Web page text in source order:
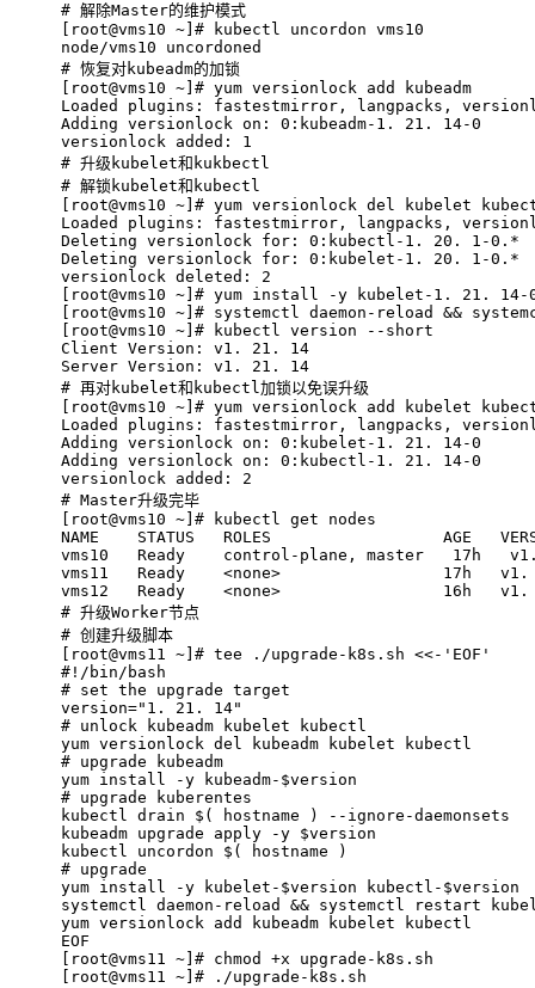
# 解除Master的维护模式
[root@vms10 ~]# kubectl uncordon vms10
node/vms10 uncordoned
# 恢复对kubeadm的加锁
[root@vms10 ~]# yum versionlock add kubeadm
Loaded plugins: fastestmirror, langpacks,
Adding versionlock on: 0:kubeadm-1. 21. 14-0
versionlock added: 1
# 升级kubelet和kukbectl
# 解锁kubelet和kubectl
[root@vms10 ~]# yum versionlock del kubelet
Loaded plugins: fastestmirror, langpacks,
Deleting versionlock for: 0:kubectl-1. 20. 1-0.*
Deleting versionlock for: 0:kubelet-1. 20. 1-0.*
versionlock deleted: 2
[root@vms10 ~]# yum install -y kubelet-1. 21.
[root@vms10 ~]# systemctl daemon-reload &&
[root@vms10 ~]# kubectl version --short
Client Version: v1. 21. 14
Server Version: v1. 21. 14
# 再对kubelet和kubectl加锁以免误升级
[root@vms10 ~]# yum versionlock add kubelet
Loaded plugins: fastestmirror, langpacks,
Adding versionlock on: 0:kubelet-1. 21. 14-0
Adding versionlock on: 0:kubectl-1. 21. 14-0
versionlock added: 2
# Master升级完毕
[root@vms10 ~]# kubectl get nodes
NAME    STATUS   ROLES                  AGE
vms10   Ready    control-plane, master   17h
vms11   Ready    <none>                 17h   v1.
vms12   Ready    <none>                 16h   v1.
# 升级Worker节点
# 创建升级脚本
[root@vms11 ~]# tee ./upgrade-k8s.sh <<-'EOF'
# !/bin/bash
# set the upgrade target
version="1. 21. 14"
# unlock kubeadm kubelet kubectl
yum versionlock del kubeadm kubelet kubectl
# upgrade kubeadm
yum install -y kubeadm-$version
# upgrade kuberentes
kubectl drain $( hostname ) --ignore-daemonsets
kubeadm upgrade apply -y $version
kubectl uncordon $( hostname )
# upgrade
yum install -y kubelet-$version kubectl-$version
systemctl daemon-reload && systemctl restart
yum versionlock add kubeadm kubelet kubectl
EOF
[root@vms11 ~]# chmod +x upgrade-k8s.sh
[root@vms11 ~]# ./upgrade-k8s.sh